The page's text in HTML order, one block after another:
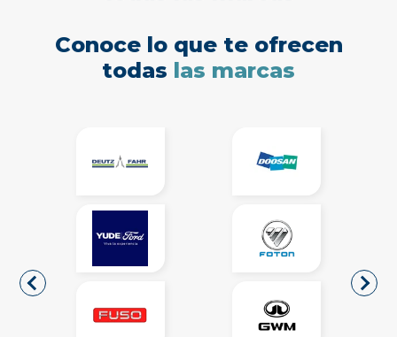
Conoce lo que te ofrecen
todas las marcas